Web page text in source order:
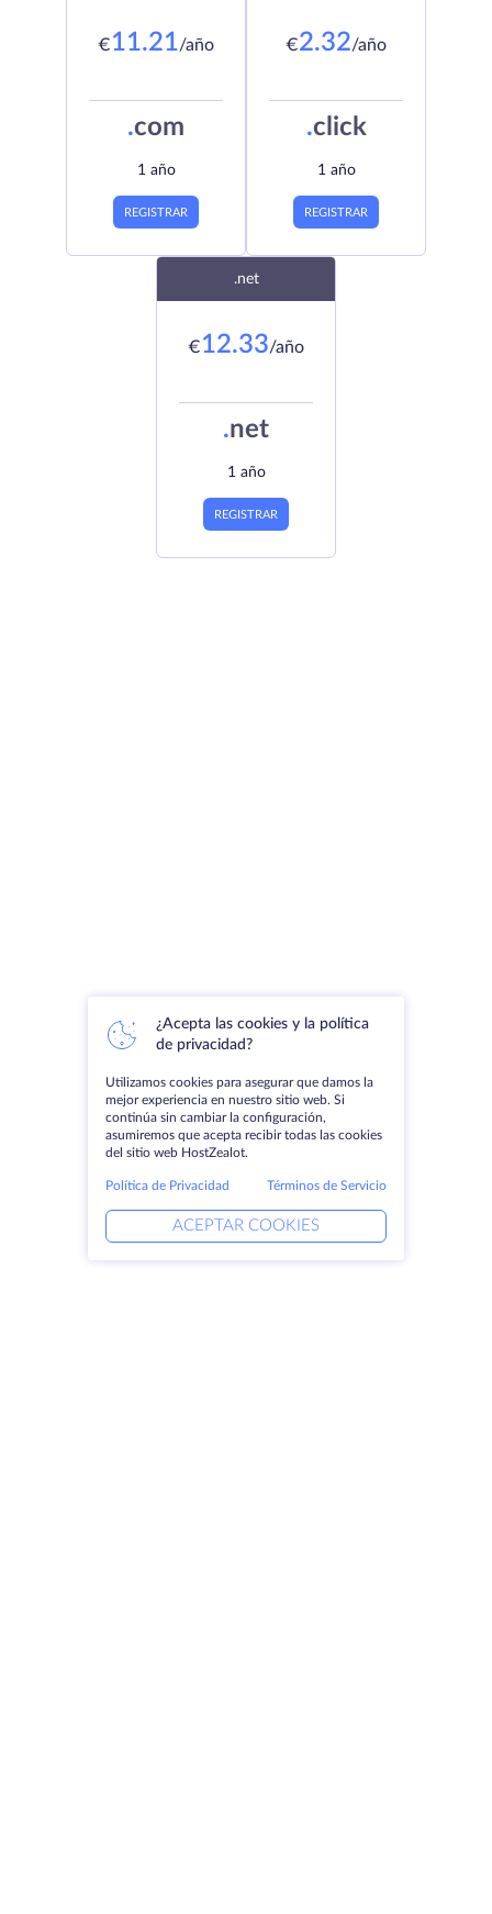
€11.21/año
.com
1 año
REGISTRAR
€2.32/año
.click
1 año
REGISTRAR
.net
€12.33/año
.net
1 año
REGISTRAR
¿Acepta las cookies y la política
de privacidad?
Utilizamos cookies para asegurar que damos la
mejor experiencia en nuestro sitio web. Si
continúa sin cambiar la configuración,
asumiremos que acepta recibir todas las cookies
del sitio web HostZealot.
Política de Privacidad Términos de Servicio
ACEPTAR COOKIES